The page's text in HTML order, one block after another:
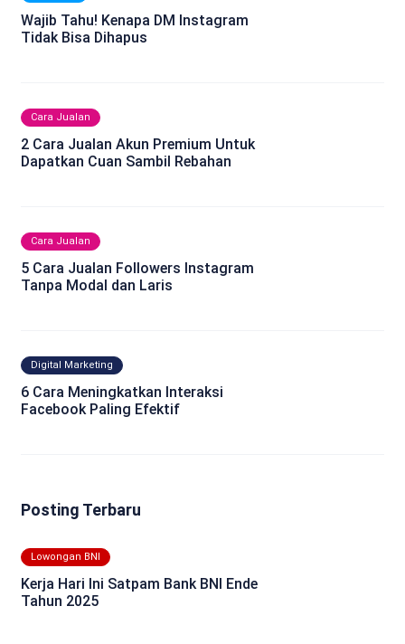
Wajib Tahu! Kenapa DM Instagram
Tidak Bisa Dihapus
Cara Jualan
2 Cara Jualan Akun Premium Untuk
Dapatkan Cuan Sambil Rebahan
Cara Jualan
5 Cara Jualan Followers Instagram
Tanpa Modal dan Laris
Digital Marketing
6 Cara Meningkatkan Interaksi
Facebook Paling Efektif
Posting Terbaru
Lowongan BNI
Kerja Hari Ini Satpam Bank BNI Ende
Tahun 2025